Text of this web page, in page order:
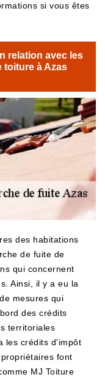
si vous êtes
relation avec les
toiture à Azas
des habitations
de fuite de
qui concernent
Ainsi, il y a eu la
mesures qui
des crédits
territoriales
les crédits d'impôt
font
MJ Toiture